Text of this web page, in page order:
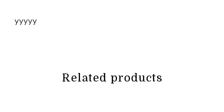
yyyyy
Related products